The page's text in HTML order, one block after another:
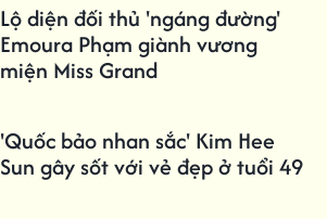
Lộ diện đối thủ 'ngáng đường'
Emoura Phạm giành vương
miện Miss Grand
'Quốc bảo nhan sắc' Kim Hee
Sun gây sốt với vẻ đẹp ở tuổi 49